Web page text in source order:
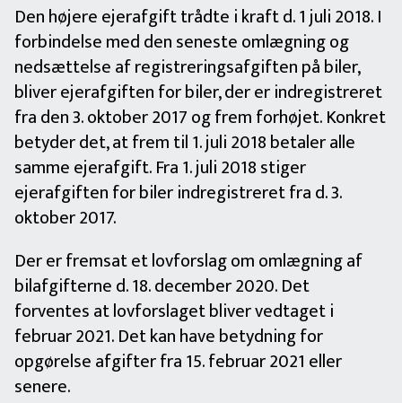
Den højere ejerafgift trådte i kraft d. 1 juli 2018. I
forbindelse med den seneste omlægning og
nedsættelse af registreringsafgiften på biler,
bliver ejerafgiften for biler, der er indregistreret
fra den 3. oktober 2017 og frem forhøjet. Konkret
betyder det, at frem til 1. juli 2018 betaler alle
samme ejerafgift. Fra 1. juli 2018 stiger
ejerafgiften for biler indregistreret fra d. 3.
oktober 2017.
Der er fremsat et lovforslag om omlægning af
bilafgifterne d. 18. december 2020. Det
forventes at lovforslaget bliver vedtaget i
februar 2021. Det kan have betydning for
opgørelse afgifter fra 15. februar 2021 eller
senere.